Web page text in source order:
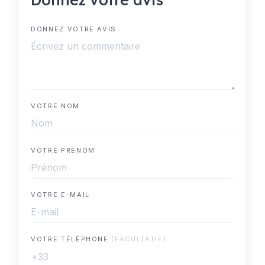
DONNEZ VOTRE AVIS
VOTRE NOM
VOTRE PRÉNOM
VOTRE E-MAIL
VOTRE TÉLÉPHONE (FACULTATIF)
+33